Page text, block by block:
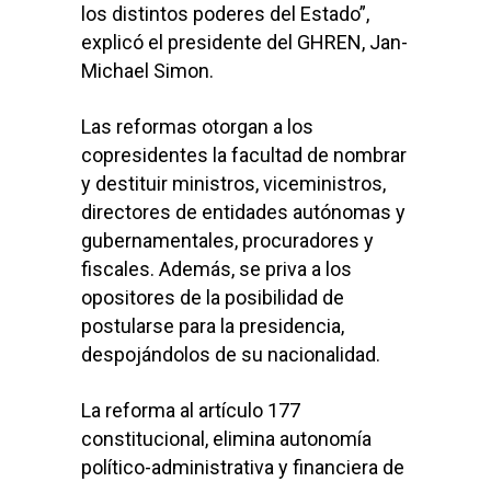
los distintos poderes del Estado”,
explicó el presidente del GHREN, Jan-
Michael Simon.
Las reformas otorgan a los
copresidentes la facultad de nombrar
y destituir ministros, viceministros,
directores de entidades autónomas y
gubernamentales, procuradores y
fiscales. Además, se priva a los
opositores de la posibilidad de
postularse para la presidencia,
despojándolos de su nacionalidad.
La reforma al artículo 177
constitucional, elimina autonomía
político-administrativa y financiera de